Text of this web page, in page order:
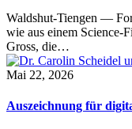
Waldshut-Tiengen —
wie aus einem Science-
Gross, die…
Mai 22, 2026
Auszeichnung für